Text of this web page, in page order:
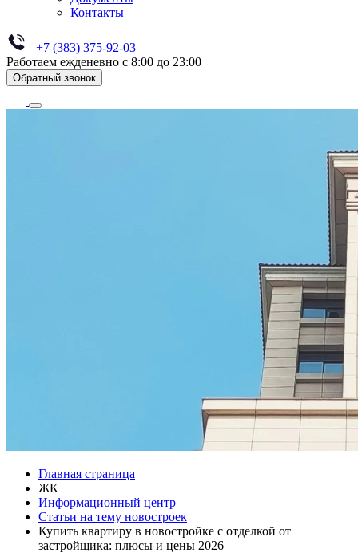
Контакты
+7 (383) 375-92-03
Работаем ежденевно с 8:00 до 23:00
Обратный звонок
Главная страница
ЖК
Информационный центр
Статьи на тему новостроек
Купить квартиру в новостройке с отделкой от
застройщика: плюсы и цены 2026